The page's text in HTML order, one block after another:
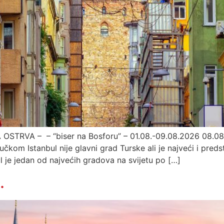
OSTRVA – – “biser na Bosforu” – 01.08.-09.08.2026
Istanbul nije glavni grad Turske ali je najveći i
je jedan od najvećih gradova na svijetu po […]